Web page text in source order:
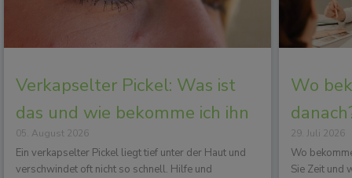
Verkapselter Pickel: Was ist
das und wie bekomme ich ihn
los?
05. August 2026
Ein verkapselter Pickel liegt tief unter der Haut und
verschwindet oft nicht so schnell. Hilfe und
Wo
29. Juli 2026
Wo
Sie Zeit und